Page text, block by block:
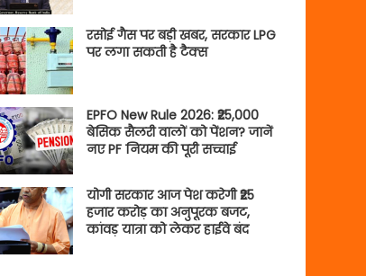
रसोई गैस पर बड़ी खबर, सरकार LPG
पर लगा सकती है टैक्स
EPFO New Rule 2026: ₹25,000
बेसिक सैलरी वालों को पेंशन? जानें
नए PF नियम की पूरी सच्चाई
योगी सरकार आज पेश करेगी ₹25
हजार करोड़ का अनुपूरक बजट,
कांवड़ यात्रा को लेकर हाईवे बंद